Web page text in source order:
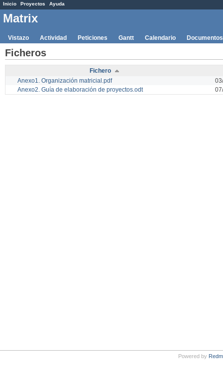
Inicio Proyectos Ayuda
Matrix
Vistazo Actividad Peticiones Gantt Calendario Documentos
Ficheros
Fichero
Anexo1. Organización matricial.pdf
Anexo2. Guía de elaboración de proyectos.odt
Powered by